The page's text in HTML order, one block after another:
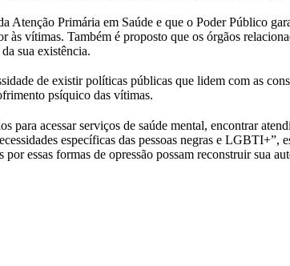
Primária em Saúde e que o Poder Público
às vítimas. Também é proposto que os órgãos
sua existência.
de existir políticas públicas que lidem com as
psíquico das vítimas.
para acessar serviços de saúde mental, encontrar
específicas das pessoas negras e
essas formas de opressão possam reconstruir sua